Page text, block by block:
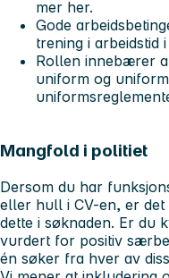
mer her.
Gode
trening i arbeidstid
Rollen innebærer
uniform og
Mangfold i politiet
Dersom du har
eller hull i CV-en, er
dette i søknaden. Er du
vurdert for positiv
én søker fra hver av